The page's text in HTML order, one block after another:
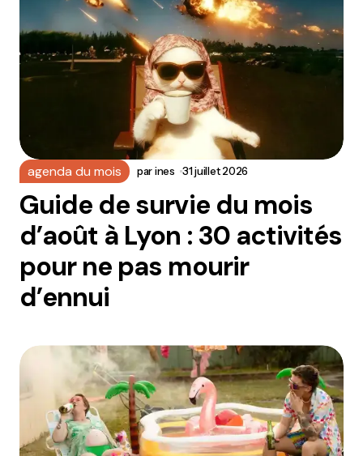
agenda du mois parines 31 juillet 2026
Guide de survie du mois
d’août à Lyon : 30 activités
pour ne pas mourir
d’ennui